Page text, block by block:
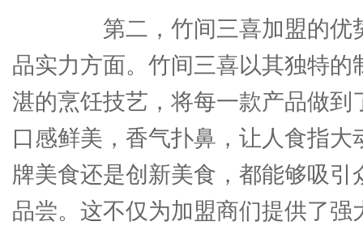
第二，竹间三喜加盟的优
品实力方面。竹间三喜以其独特的
湛的烹饪技艺，将每一款产品做到
口感鲜美，香气扑鼻，让人食指大
牌美食还是创新美食，都能够吸引
品尝。这不仅为加盟商们提供了强